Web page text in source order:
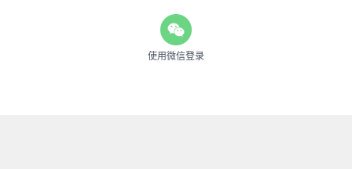
使用微信登录